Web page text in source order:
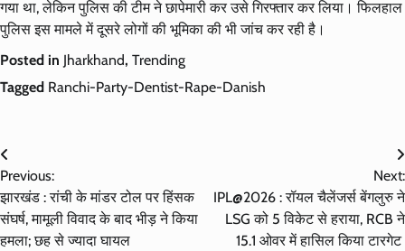
गया था, लेकिन पुलिस की टीम ने छापेमारी कर उसे गिरफ्तार कर लिया। फिलहाल
पुलिस इस मामले में दूसरे लोगों की भूमिका की भी जांच कर रही है।
Posted in Jharkhand, Trending
Tagged Ranchi-Party-Dentist-Rape-Danish
Post
navigation
Previous:
झारखंड : रांची के मांडर टोल पर हिंसक
संघर्ष, मामूली विवाद के बाद भीड़ ने किया
हमला; छह से ज्यादा घायल
Next:
IPL@2026 : रॉयल चैलेंजर्स बेंगलुरु ने
LSG को 5 विकेट से हराया, RCB ने
15.1 ओवर में हासिल किया टारगेट